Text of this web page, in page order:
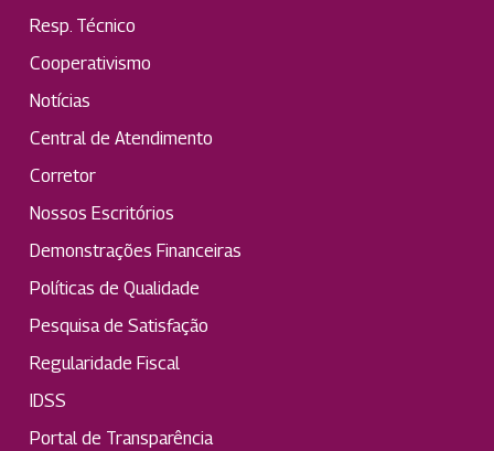
Resp. Técnico
Cooperativismo
Notícias
Central de Atendimento
Corretor
Nossos Escritórios
Demonstrações Financeiras
Políticas de Qualidade
Pesquisa de Satisfação
Regularidade Fiscal
IDSS
Portal de Transparência